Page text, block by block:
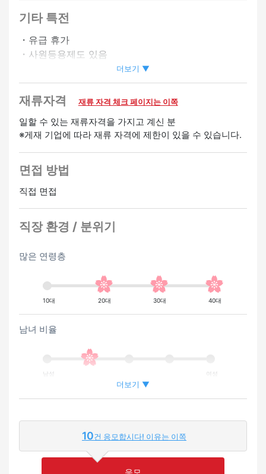
기타 특전
・유급 휴가
・사원등용제도 있음
환영
미경험 OK 경험자 우대
더보기 ▼
재류자격 재류 자격 체크 페이지는 이쪽
일할 수 있는 재류자격을 가지고 계신 분
※게재 기업에 따라 재류 자격에 제한이 있을 수 있습니다.
면접 방법
직접 면접
직장 환경 / 분위기
많은 연령층
10대 20대 30대 40대
남녀 비율
남성 여성
외국인이 근무하는 비율
더보기 ▼
10건 응모합시다! 이유는 이쪽